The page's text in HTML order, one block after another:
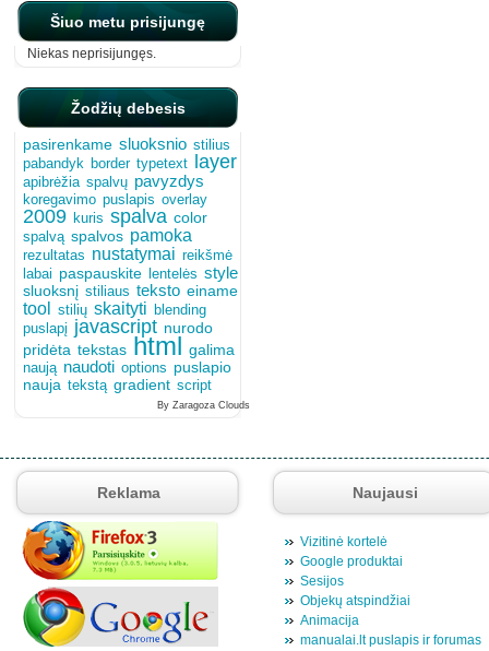
Šiuo metu prisijungę
Niekas neprisijungęs.
Žodžių debesis
pasirenkame sluoksnio stilius
pabandyk border typetext layer
apibrėžia spalvų pavyzdys
koregavimo puslapis overlay
2009 kuris spalva color
spalvą spalvos pamoka
rezultatas nustatymai reikšmė
labai paspauskite lentelės style
sluoksnį stiliaus teksto einame
tool stilių skaityti blending
puslapį javascript nurodo
pridėta tekstas html galima
naują naudoti options puslapio
nauja tekstą gradient script
By Zaragoza Clouds
Reklama Naujausi
Vizitinė kortelė
Google produktai
Sesijos
Objekų atspindžiai
Animacija
manualai.lt puslapis ir forumas